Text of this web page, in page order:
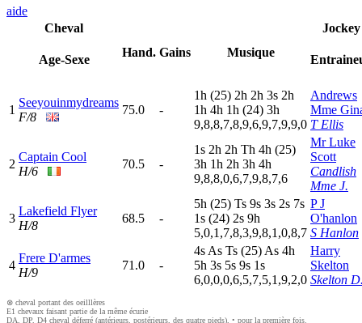
aide
Cheval
Age-Sexe
Hand. Gains Musique
Jockey
1
Seeyouinmydreams
F/8
75.0 -
1h (25) 2h 2h 3s 2h
1h 4h 1h (24) 3h
9,8,8,7,8,9,6,9,7,9,9,0
Andrews
Mme
T Ellis
2
Captain Cool
H/6
70.5 -
1s 2h 2h Th 4h (25)
3h 1h 2h 3h 4h
9,8,8,0,6,7,9,8,7,6
Mr Luke
Scott
Candlish
Mme J.
3
Lakefield Flyer
H/8
68.5 -
5h (25) Ts 9s 3s 2s 7s
1s (24) 2s 9h
5,0,1,7,8,3,9,8,1,0,8,7
P J
O'hanlon
S Hanlon
4
Frere D'armes
H/9
71.0 -
4s As Ts (25) As 4h
5h 3s 5s 9s 1s
6,0,0,0,6,5,7,5,1,9,2,0
Harry
Skelton
Skelton
⊗ cheval portant des oeilllères
E1 chevaux faisant partie de la même écurie
DA, DP, D4 cheval déferré (antérieurs, postérieurs, des quatre pieds), • pour la première fois.